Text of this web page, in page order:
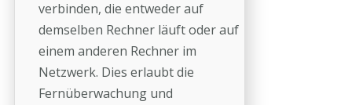
verbinden, die entweder auf
demselben Rechner läuft oder auf
einem anderen Rechner im
Netzwerk. Dies erlaubt die
Fernüberwachung und